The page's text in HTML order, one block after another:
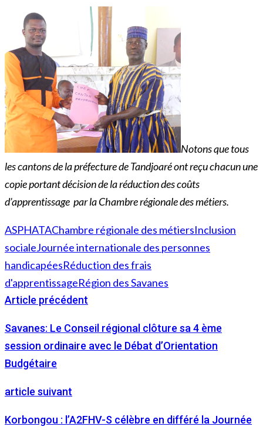
Notons que tous
les cantons de la préfecture de Tandjoaré ont reçu chacun une
copie portant décision de la réduction des coûts
d’apprentissage par la Chambre régionale des métiers.
ASPHATAChambre régionale des métiersInclusion
socialeJournée internationale des personnes
handicapéesRéduction des frais
d'apprentissageRégion des Savanes
Article précédent
Savanes: Le Conseil régional clôture sa 4 ème
session ordinaire avec le Débat d’Orientation
Budgétaire
article suivant
Korbongou : l’A2FHV-S célèbre en différé la Journée